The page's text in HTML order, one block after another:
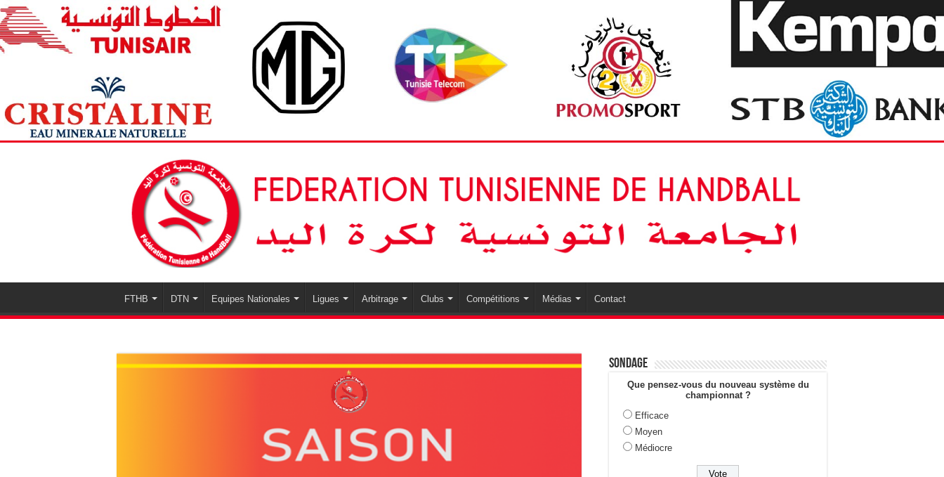
FTHB DTN Equipes Nationales Ligues Arbitrage Clubs Compétitions Médias Contact
Sondage
Que pensez-vous du nouveau système du
championnat ?
Efficace
Moyen
Médiocre